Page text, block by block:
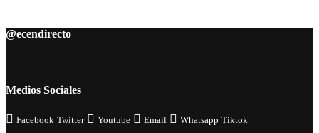
@ecendirecto
Medios Sociales
Facebook Twitter Youtube Email Whatsapp Tiktok